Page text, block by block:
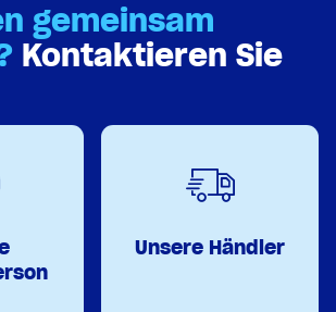
gemeinsam
Kontaktieren Sie
Unsere Händler